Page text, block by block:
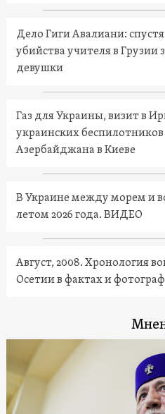
Дело Гиги Авалиани:
убийства учителя в
девушки
Газ для Украины, визит в
украинских
Азербайджана в Киеве
В Украине между морем и
летом 2026 года. ВИДЕО
Август, 2008. Хронология
Осетии в фактах и